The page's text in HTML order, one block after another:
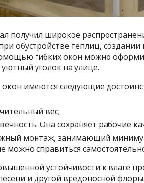
получил широкое
обустройстве теплиц,
гибких окон можно
уютный уголок на улице.
окон имеются следующие
вес;
Она сохраняет рабочие
монтаж, занимающий
можно справиться
устойчивости к влаге
и другой вредоносной